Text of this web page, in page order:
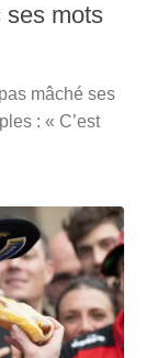
ses mots
mâché ses
: « C’est